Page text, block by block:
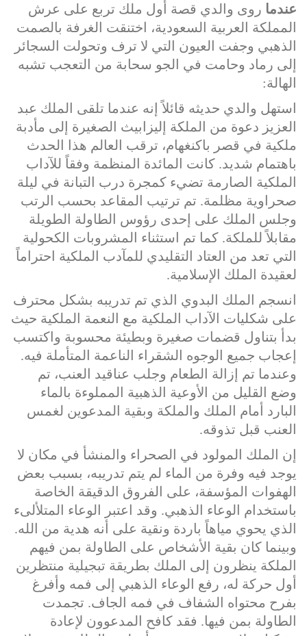
عندما روى والدي قصة أول ملك تربع على عرش
المملكة العربية السعودية، اختنقت الغرفة بالصمت
الذهبي وجفت العيون التي لا ترف وتحولت السجائر
إلى رماد وحامت في الجو سحابة من التعجب تشبه
الهالة:
استهل والدي حديثه قائلاً إنه عندما تلقى الملك عبد
العزيز دعوة من الملكة إليزابيث الصغيرة إلى مأدبة
ملكية في قصر باكنغهام، ترقب العالم هذا الحدث
باهتمام شديد. كانت المائدة المنظمة وفقاً للآداب
الملكية الصارمة تضيء كمجرة درب التبانة في ليلة
صحراوية مظلمة. تم ترتيب المقاعد بحسب الرتب
وجلس الملك على إحدى رؤوس الطاولة الطويلة
مقابلاً للملكة. كما تم استثناء المشروبات الكحولية
التي تعد من العتاد التقليدي للمآدب الملكية احتراماً
لعقيدة الملك الإسلامية.
انسجم الملك البدوي الذي تم تدريبه بشكل محترف
على شكليات الآداب الملكية مع النعمة الملكية حيث
بدأ بتناول قضمات صغيرة وبطيئة محسوبة واكتسب
إعجاب جميع الوجوه الشقراء الناعمة المتأملة فيه.
وعندما تم إزالة الطعام وجلب عناقيد العنب، تم
وضع القليل من الأوعية الذهبية المملوءة بالماء
البارد أمام الملك والملكة وبقية المدعوين لغمس
العنب قبل تذوقه.
إن الملك المولود في الصحراء والمنشأ في مكان لا
يوجد فيه وفرة من الماء لم يتم تدريبه، بسبب بعض
الهفوات المؤسفة، على الفروق الدقيقة الخاصة
باستخدام الوعاء الذهبي. وقد اعتبر الوعاء المتلألىء
الذي يحوي مياهاً باردة ونقية على أنه هدية من الله.
وبينما كان بقية الأشخاص على الطاولة بمن فيهم
الملكة ينظرون إلى الملك بطريقة تبجيلية منتظرين
أول حركة له، رفع الوعاء الذهبي إلى فمه وأفرغ
بفرح محتواه الشفاف في فمه الجاف. تجمدت
الطاولة بمن فيها. فقد كافح المدعوون لإعادة